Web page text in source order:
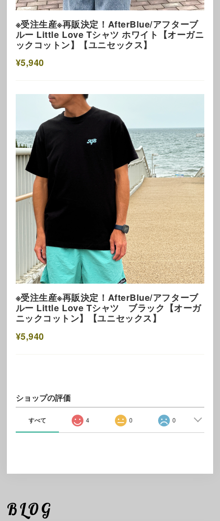
※受注生産※再販決定！AfterBlue/アフターブ
ルー Little Love Tシャツ ホワイト【オーガニ
ックコットン】【ユニセックス】
¥5,940
※受注生産※再販決定！AfterBlue/アフターブ
ルー Little Love Tシャツ ブラック【オーガ
ニックコットン】【ユニセックス】
¥5,940
ショップの評価
すべて 4 0 0
BLOG